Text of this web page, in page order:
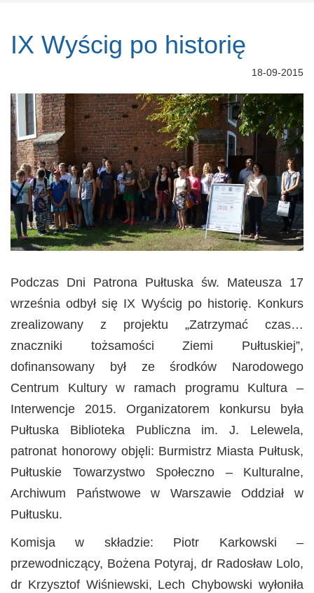
IX Wyścig po historię
18-09-2015
Podczas Dni Patrona Pułtuska św. Mateusza 17
września odbył się IX Wyścig po historię. Konkurs
zrealizowany z projektu „Zatrzymać czas…
znaczniki tożsamości Ziemi Pułtuskiej”,
dofinansowany był ze środków Narodowego
Centrum Kultury w ramach programu Kultura –
Interwencje 2015. Organizatorem konkursu była
Pułtuska Biblioteka Publiczna im. J. Lelewela,
patronat honorowy objęli: Burmistrz Miasta Pułtusk,
Pułtuskie Towarzystwo Społeczno – Kulturalne,
Archiwum Państwowe w Warszawie Oddział w
Pułtusku.
Komisja w składzie: Piotr Karkowski –
przewodniczący, Bożena Potyraj, dr Radosław Lolo,
dr Krzysztof Wiśniewski, Lech Chybowski wyłoniła